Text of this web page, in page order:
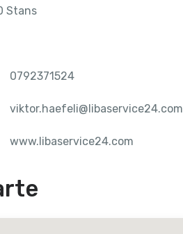
Stans
0792371524
viktor.haefeli@libaservice24.com
www.libaservice24.com